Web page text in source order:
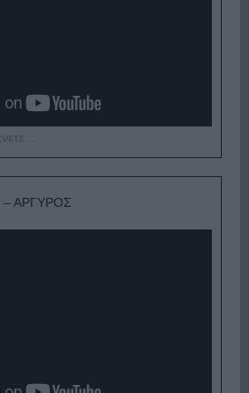
– ΑΡΓΥΡΟΣ